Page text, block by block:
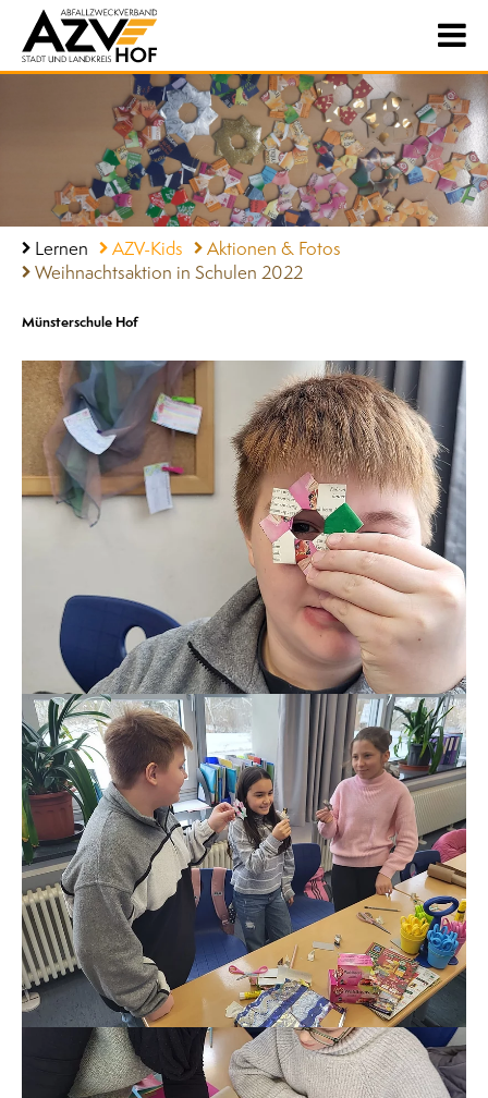
Lernen AZV-Kids
Aktionen & Fotos
Weihnachtsaktion in Schulen 2022
Münsterschule Hof